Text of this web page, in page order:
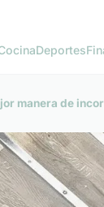
Deportes
manera de